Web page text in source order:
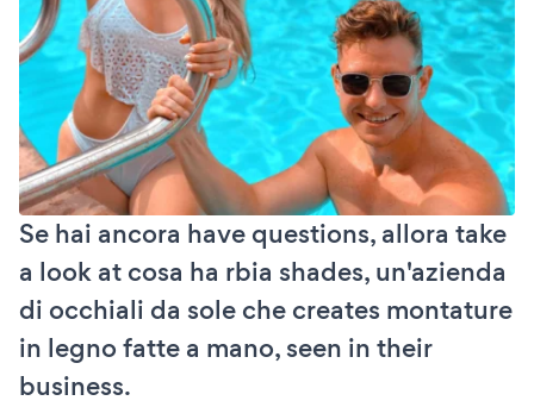
Se hai ancora have questions, allora take
a look at cosa ha rbia shades, un'azienda
di occhiali da sole che creates montature
in legno fatte a mano, seen in their
business.